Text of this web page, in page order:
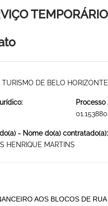
TURISMO DE BELO
- Nome do(a) contratado(a):
HENRIQUE MARTINS
AOS BLOCOS DE